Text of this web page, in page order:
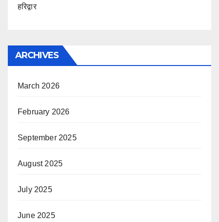
हरिद्वार
ARCHIVES
March 2026
February 2026
September 2025
August 2025
July 2025
June 2025